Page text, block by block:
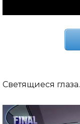
Светящиеся глаза.